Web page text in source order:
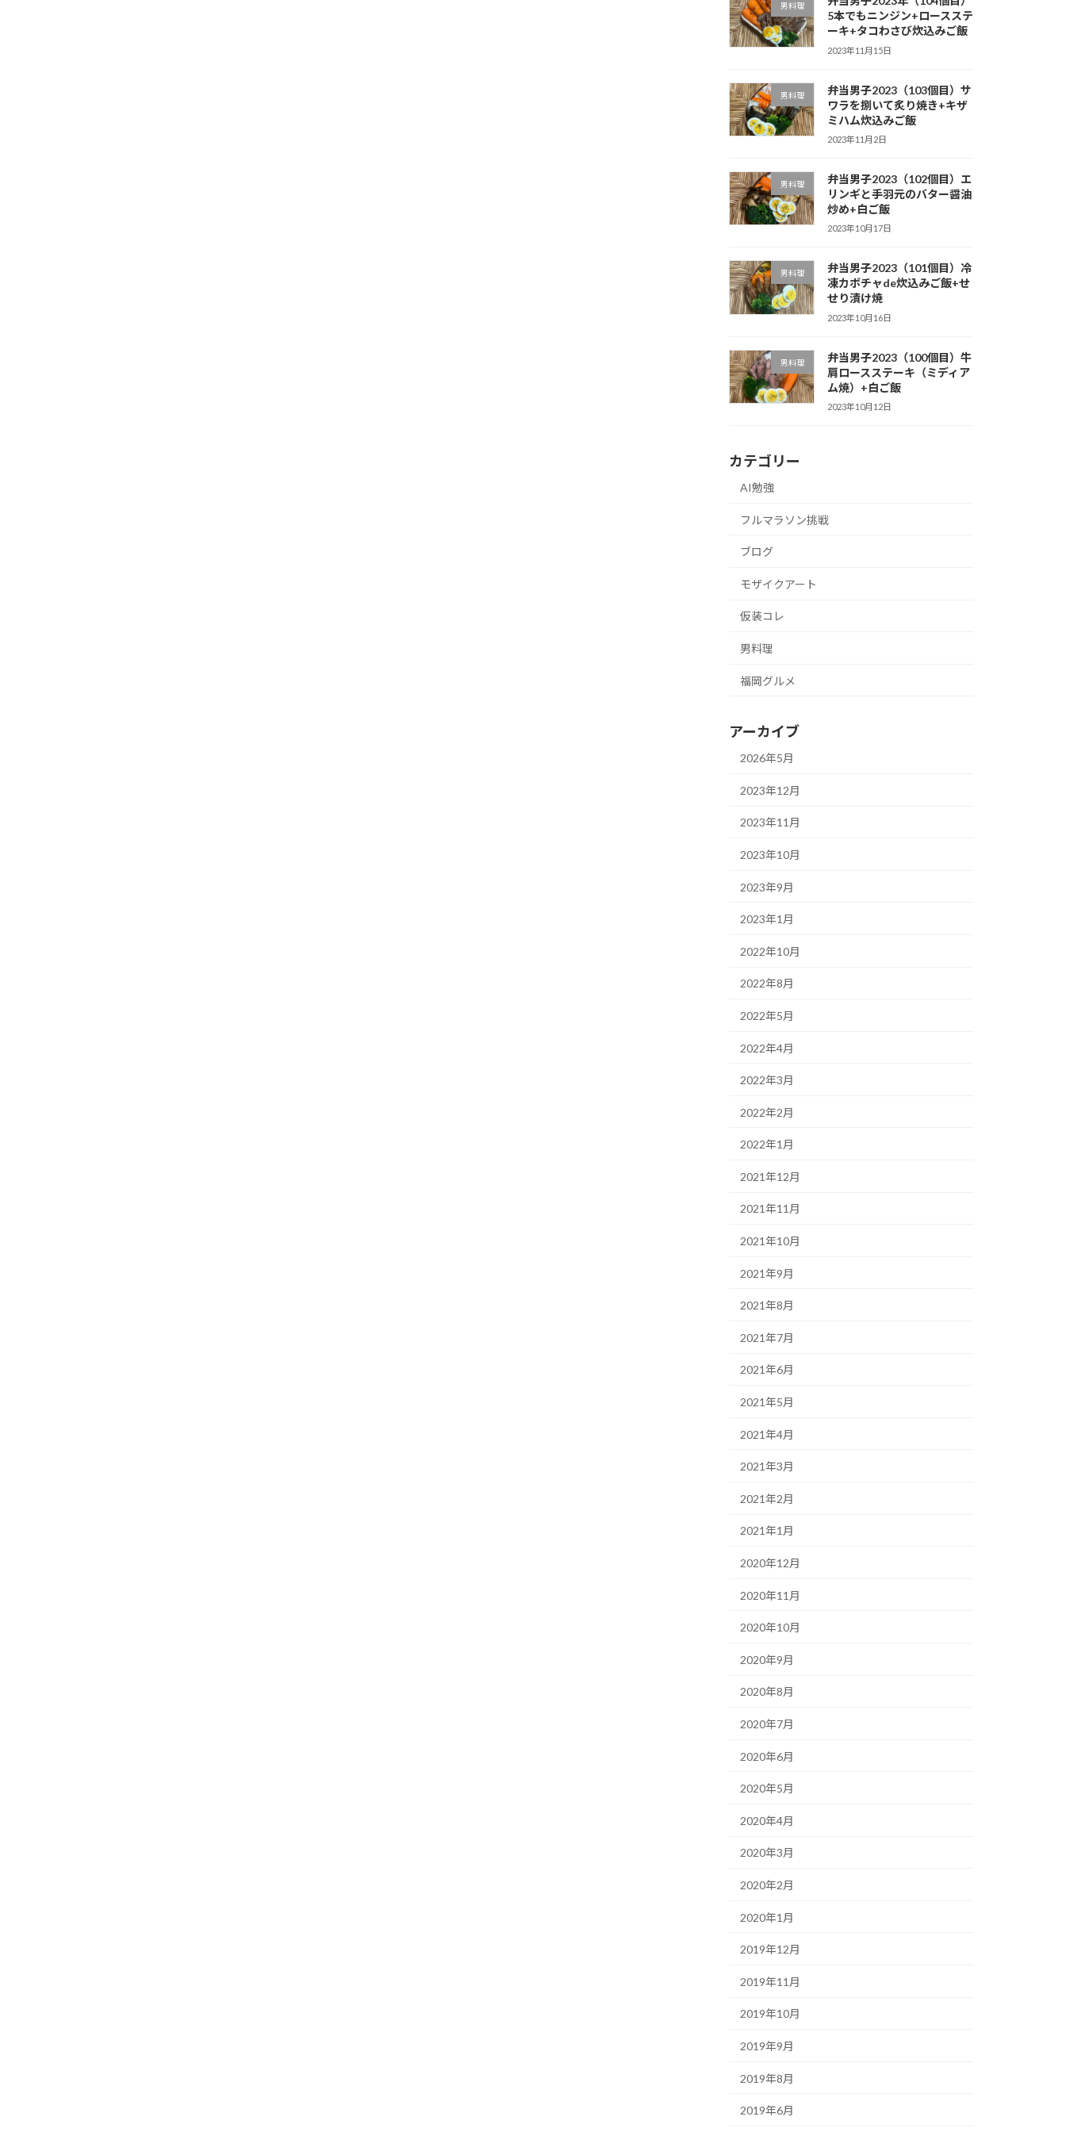
男料理
5本でもニンジン+ロースステ
ーキ+タコわさび炊込みご飯
2023年11月15日
男料理
弁当男子2023（103個目）サ
ワラを捌いて炙り焼き+キザ
ミハム炊込みご飯
2023年11月2日
男料理
弁当男子2023（102個目）エ
リンギと手羽元のバター醤油
炒め+白ご飯
2023年10月17日
男料理
弁当男子2023（101個目）冷
凍カボチャde炊込みご飯+せ
せり漬け焼
2023年10月16日
男料理
弁当男子2023（100個目）牛
肩ロースステーキ（ミディア
ム焼）+白ご飯
2023年10月12日
カテゴリー
AI勉強
フルマラソン挑戦
ブログ
モザイクアート
仮装コレ
男料理
福岡グルメ
アーカイブ
2026年5月
2023年12月
2023年11月
2023年10月
2023年9月
2023年1月
2022年10月
2022年8月
2022年5月
2022年4月
2022年3月
2022年2月
2022年1月
2021年12月
2021年11月
2021年10月
2021年9月
2021年8月
2021年7月
2021年6月
2021年5月
2021年4月
2021年3月
2021年2月
2021年1月
2020年12月
2020年11月
2020年10月
2020年9月
2020年8月
2020年7月
2020年6月
2020年5月
2020年4月
2020年3月
2020年2月
2020年1月
2019年12月
2019年11月
2019年10月
2019年9月
2019年8月
2019年6月